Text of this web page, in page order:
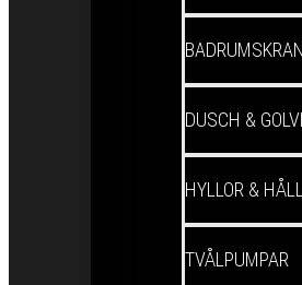
DUSCH &
HYLLOR &
TVÅLPUMPAR